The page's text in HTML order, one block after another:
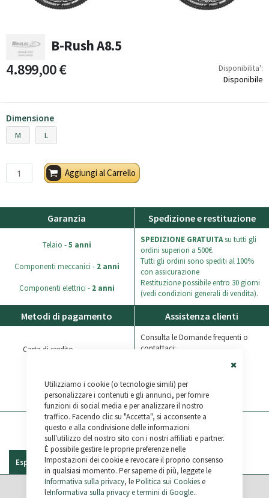
Utilizziamo i cookie (o tecnologie simili) per
personalizzare i contenuti e gli annunci, per fornire
funzioni di social media e per analizzare il nostro
traffico. Facendo clic su "Accetta", si acconsente a
questo e alla condivisione delle informazioni
sull'utilizzo del nostro sito con i nostri affiliati e partner.
È possibile gestire le proprie preferenze nelle
Impostazioni dei cookie e revocare il proprio consenso
in qualsiasi momento. Per saperne di più, leggete le
Informativa sulla privacy, lePolitica sui Cookiese
leInformativa sulla privacy e termini di Google..
B-Rush A8.5
4.899,00 € Disponibilita':
Disponibile
Dimensione
M L
Aggiungi al Carrello
Garanzia
Telaio -5 anni
Componenti meccanici - 2 anni
Componenti elettrici - 2 anni
Spedizione e restituzione
SPEDIZIONE GRATUITAsu tutti gli
ordini superiori a 500€.
Tutti gli ordini sono spediti al 100%
con assicurazione
Restituzione possibile entro 30 giorni
(vedi condizioni generali di vendita).
Metodi di pagamento
Carta di credito
Paypal
Assistenza clienti
Consulta le Domande frequenti o
contattaci:
WhatsApp
Especificaciones Recensioni